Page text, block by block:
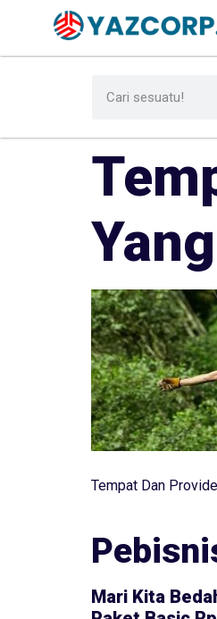
Tempat Dan
Mari Kita